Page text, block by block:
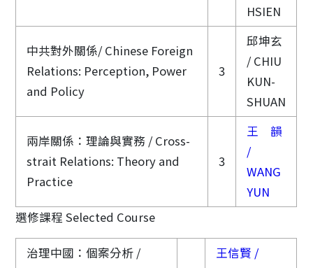
HSIEN
中共對外關係/ Chinese Foreign
Relations: Perception, Power
and Policy
3
邱坤玄
/ CHIU
KUN-
SHUAN
兩岸關係：理論與實務 / Cross-
strait Relations: Theory and
Practice
3
王 韻
/
WANG
YUN
選修課程 Selected Course
治理中國：個案分析 /
王信賢 /